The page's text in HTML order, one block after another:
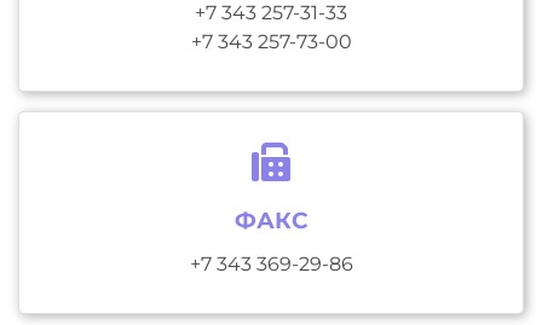
+7 343 257-31-33
+7 343 257-73-00
ФАКС
+7 343 369-29-86